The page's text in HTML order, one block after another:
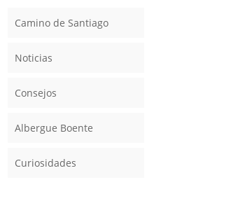
Camino de Santiago
Noticias
Consejos
Albergue Boente
Curiosidades